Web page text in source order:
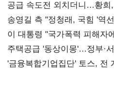
공급 속도전 외치더니…황희
리모델링' 제안
송영길 측 "정청래, 국힘 '역
총선 지휘 못해"
이 대통령 "국가폭력 피해자
진실 밝혀야"
주택공급 '동상이몽'…정부·
'금융복합기업집단' 토스, 전